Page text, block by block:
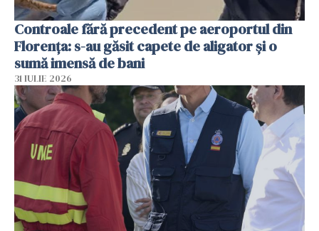
Controale fără precedent pe aeroportul din
Florența: s-au găsit capete de aligator și o
sumă imensă de bani
31 IULIE 2026